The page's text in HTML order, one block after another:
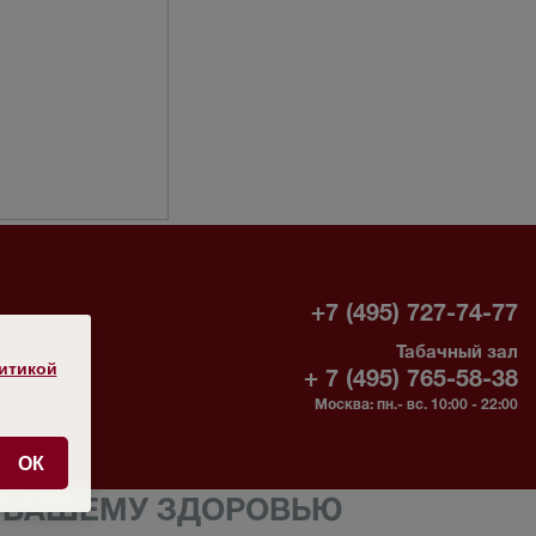
+7 (495) 727-74-77
Табачный зал
+ 7 (495) 765-58-38
Москва: пн.- вс. 10:00 - 22:00
ВАШЕМУ ЗДОРОВЬЮ
ОК